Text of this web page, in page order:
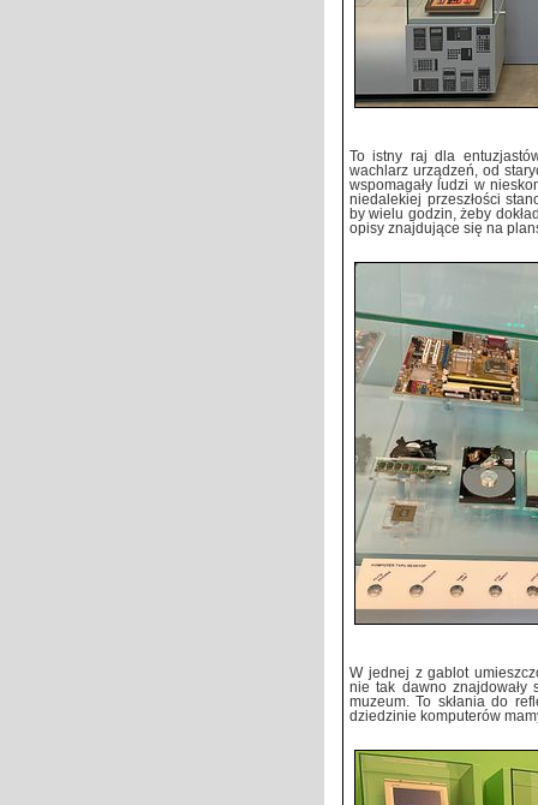
To istny raj dla
wachlarz urządzeń, od
wspomagały ludzi w
niedalekiej przeszłości
by wielu godzin, żeby
opisy znajdujące się na
W jednej z gablot
nie tak dawno znajdowały
muzeum. To skłania do
dziedzinie komputerów